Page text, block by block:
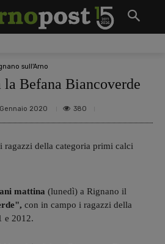
sull'Arno
la Befana Biancoverde
2020 380
ragazzi della categoria primi calci
mattina (lunedì) a Rignano il
con in campo i ragazzi della
e 2012.